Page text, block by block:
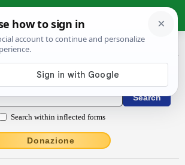
› Călăbri
to English Dictionary
Search within inflected forms
Donazione